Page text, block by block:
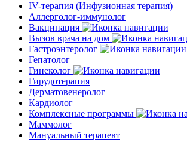
IV-терапия (Инфузионная терапия)
Аллерголог-иммунолог
Вакцинация
Вызов врача на дом
Гастроэнтеролог
Гепатолог
Гинеколог
Гирудотерапия
Дерматовенеролог
Кардиолог
Комплексные программы
Маммолог
Мануальный терапевт